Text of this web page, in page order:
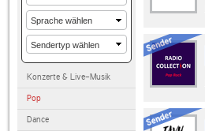
Konzerte & Live-Musik
Pop
Dance